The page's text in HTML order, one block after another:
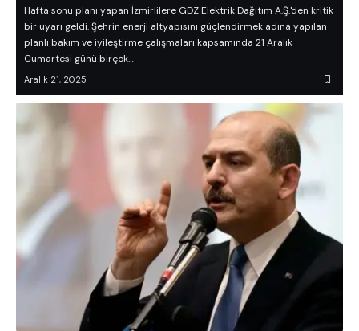
Hafta sonu planı yapan İzmirlilere GDZ Elektrik Dağıtım A.Ş.'den kritik
bir uyarı geldi. Şehrin enerji altyapısını güçlendirmek adına yapılan
planlı bakım ve iyileştirme çalışmaları kapsamında 21 Aralık
Cumartesi günü birçok…
Aralık 21, 2025